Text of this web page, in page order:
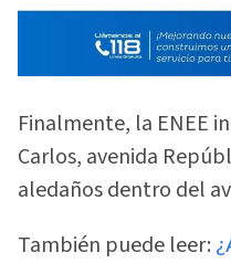
Finalmente, la ENEE
Carlos, avenida
aledaños dentro del
También puede leer: